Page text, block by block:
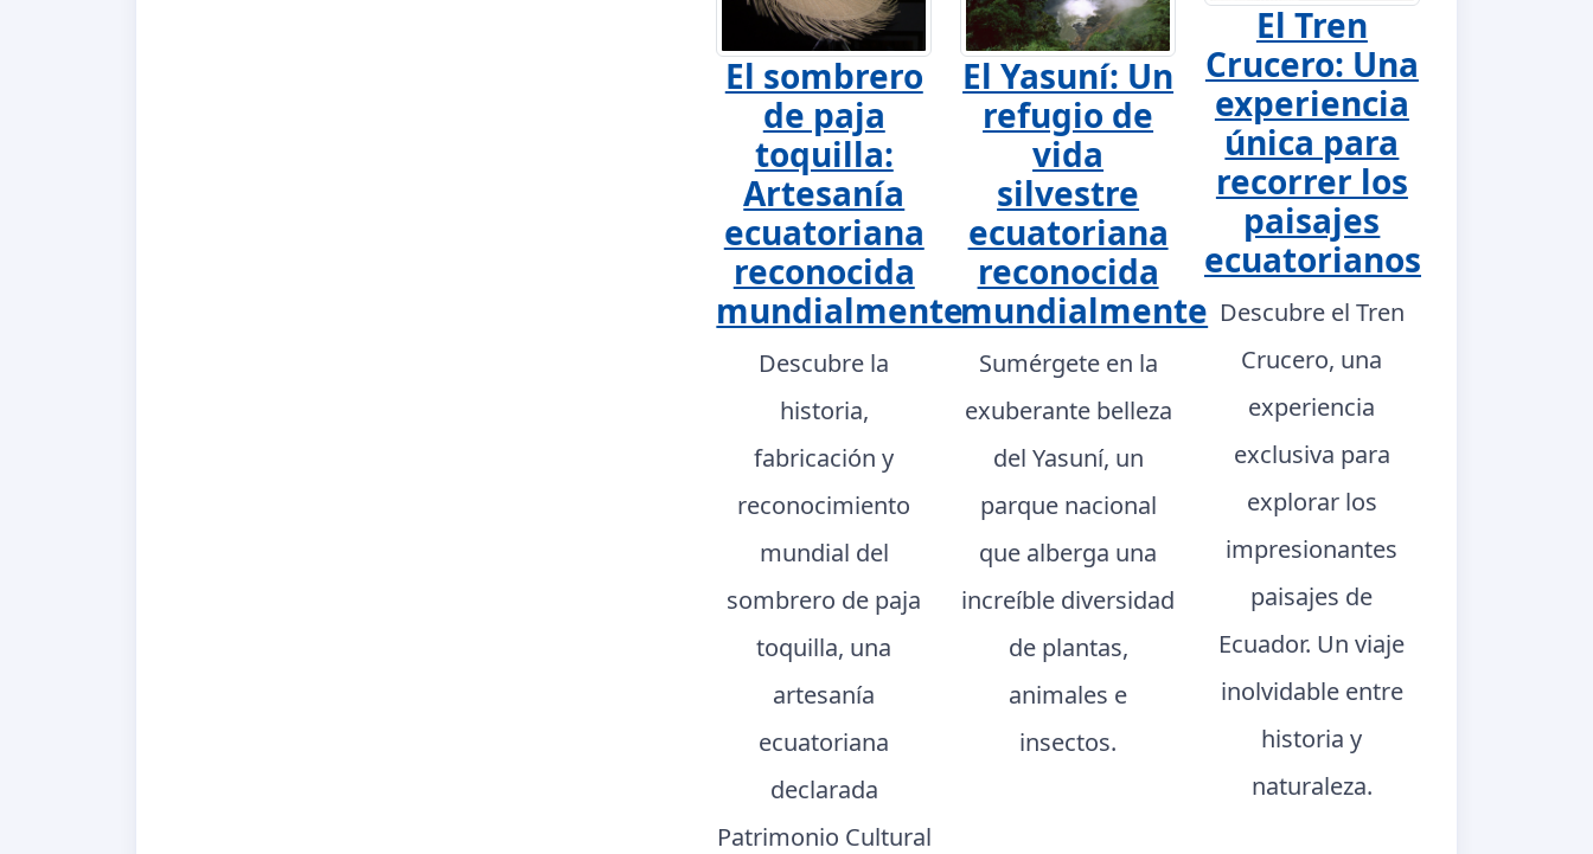
El sombrero
de paja
toquilla:
Artesanía
ecuatoriana
reconocida
mundialmente
Descubre la
historia,
fabricación y
reconocimiento
mundial del
sombrero de paja
toquilla, una
artesanía
ecuatoriana
declarada
Patrimonio Cultural
El Yasuní: Un
refugio de
vida
silvestre
ecuatoriana
reconocida
mundialmente
Sumérgete en la
exuberante belleza
del Yasuní, un
parque nacional
que alberga una
increíble diversidad
de plantas,
animales e
insectos.
El Tren
Crucero: Una
experiencia
única para
recorrer los
paisajes
ecuatorianos
Descubre el Tren
Crucero, una
experiencia
exclusiva para
explorar los
impresionantes
paisajes de
Ecuador. Un viaje
inolvidable entre
historia y
naturaleza.